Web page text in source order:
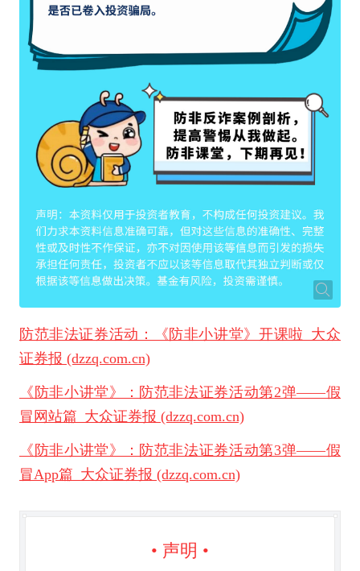
防范非法证券活动：《防非小讲堂》开课啦_大众
证券报 (dzzq.com.cn)
《防非小讲堂》：防范非法证券活动第2弹——假
冒网站篇_大众证券报 (dzzq.com.cn)
《防非小讲堂》：防范非法证券活动第3弹——假
冒App篇_大众证券报 (dzzq.com.cn)
• 声明 •